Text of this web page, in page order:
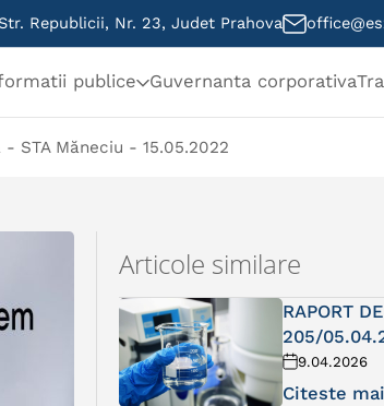
Republicii, Nr. 23, Judet Prahova
publice Guvernanta corporativa
STA Măneciu - 15.05.2022
Articole similare
RAPORT
205/
9.04.2026
Citeste